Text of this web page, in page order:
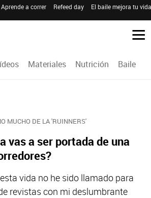
Aprende a correr Refeed day El baile mejora tu
Materiales Nutrición Baile
MUCHO DE LA 'RUINNERS'
vas a ser portada de una
vida no he sido llamado para
revistas con mi deslumbrante